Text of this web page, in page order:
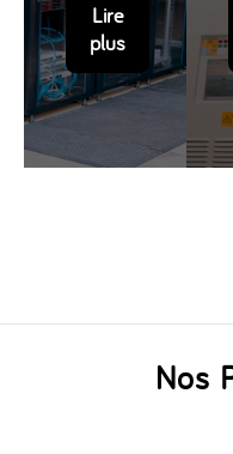
Lire
plus
Nos